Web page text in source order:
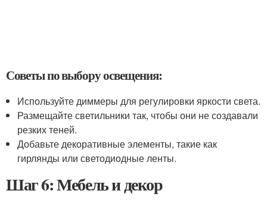
Советы по выбору освещения:
Используйте диммеры для регулировки яркости света.
Размещайте светильники так, чтобы они не создавали
резких теней.
Добавьте декоративные элементы, такие как
гирлянды или светодиодные ленты.
Шаг 6: Мебель и декор